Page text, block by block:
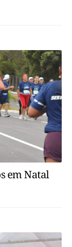
em Natal